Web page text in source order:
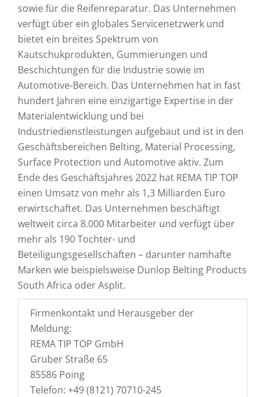
sowie für die Reifenreparatur. Das Unternehmen
verfügt über ein globales Servicenetzwerk und
bietet ein breites Spektrum von
Kautschukprodukten, Gummierungen und
Beschichtungen für die Industrie sowie im
Automotive-Bereich. Das Unternehmen hat in fast
hundert Jahren eine einzigartige Expertise in der
Materialentwicklung und bei
Industriedienstleistungen aufgebaut und ist in den
Geschäftsbereichen Belting, Material Processing,
Surface Protection und Automotive aktiv. Zum
Ende des Geschäftsjahres 2022 hat REMA TIP TOP
einen Umsatz von mehr als 1,3 Milliarden Euro
erwirtschaftet. Das Unternehmen beschäftigt
weltweit circa 8.000 Mitarbeiter und verfügt über
mehr als 190 Tochter- und
Beteiligungsgesellschaften – darunter namhafte
Marken wie beispielsweise Dunlop Belting Products
South Africa oder Asplit.
Firmenkontakt und Herausgeber der
Meldung:
REMA TIP TOP GmbH
Gruber Straße 65
85586 Poing
Telefon: +49 (8121) 70710-245